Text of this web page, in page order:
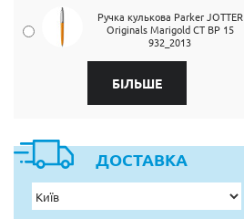
Ручка кулькова Parker JOTTER
Originals Marigold CT BP 15
932_2013
БІЛЬШЕ
ДОСТАВКА